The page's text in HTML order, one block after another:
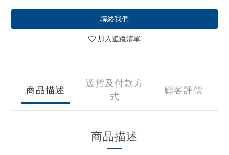
聯絡我們
加入追蹤清單
商品描述
送貨及付款方
式
顧客評價
商品描述